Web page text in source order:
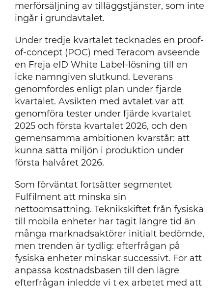
merförsäljning av tilläggstjänster, som inte
ingår i grundavtalet.
Under tredje kvartalet tecknades en proof-
of-concept (POC) med Teracom avseende
en Freja eID White Label-lösning till en
icke namngiven slutkund. Leverans
genomfördes enligt plan under fjärde
kvartalet. Avsikten med avtalet var att
genomföra tester under fjärde kvartalet
2025 och första kvartalet 2026, och den
gemensamma ambitionen kvarstår: att
kunna sätta miljön i produktion under
första halvåret 2026.
Som förväntat fortsätter segmentet
Fulfilment att minska sin
nettoomsättning. Teknikskiftet från fysiska
till mobila enheter har tagit längre tid än
många marknadsaktörer initialt bedömde,
men trenden är tydlig: efterfrågan på
fysiska enheter minskar successivt. För att
anpassa kostnadsbasen till den lägre
efterfrågan inledde vi t ex arbetet med att